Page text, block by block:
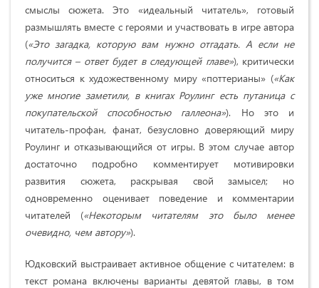
смыслы сюжета. Это «идеальный читатель», готовый
размышлять вместе с героями и участвовать в игре автора
(«Это загадка, которую вам нужно отгадать. А если не
получится – ответ будет в следующей главе»), критически
относиться к художественному миру «поттерианы» («Как
уже многие заметили, в книгах Роулинг есть путаница с
покупательской способностью галлеона»). Но это и
читатель-профан, фанат, безусловно доверяющий миру
Роулинг и отказывающийся от игры. В этом случае автор
достаточно подробно комментирует мотивировки
развития сюжета, раскрывая свой замысел; но
одновременно оценивает поведение и комментарии
читателей («Некоторым читателям это было менее
очевидно, чем автору»).
Юдковский выстраивает активное общение с читателем: в
текст романа включены варианты девятой главы, в том